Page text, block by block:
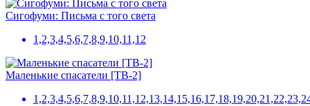
Сигофуми: Письма с того света
1,2,3,4,5,6,7,8,9,10,11,12
Маленькие спасатели [ТВ-2]